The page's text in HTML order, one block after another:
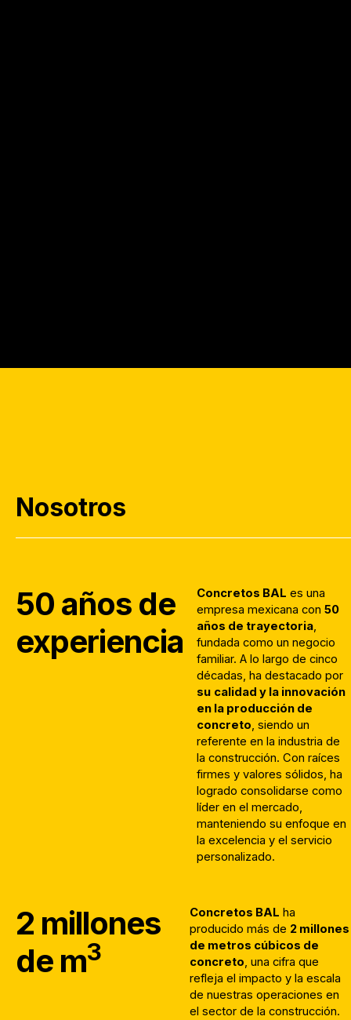
Nosotros
50 años de
experiencia
Concretos BAL es una
empresa mexicana con 50
años de trayectoria,
fundada como un negocio
familiar. A lo largo de cinco
décadas, ha destacado por
su calidad y la innovación
en la producción de
concreto, siendo un
referente en la industria de
la construcción. Con raíces
firmes y valores sólidos, ha
logrado consolidarse como
líder en el mercado,
manteniendo su enfoque en
la excelencia y el servicio
personalizado.
2 millones
de m3
Concretos BAL ha
producido más de 2 millones
de metros cúbicos de
concreto, una cifra que
refleja el impacto y la escala
de nuestras operaciones en
el sector de la construcción.